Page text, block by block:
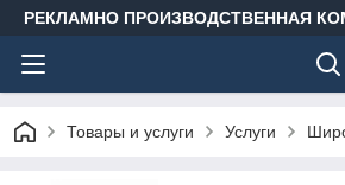
РЕКЛАМНО ПРОИЗВОДСТВЕННАЯ
Товары и услуги Услуги